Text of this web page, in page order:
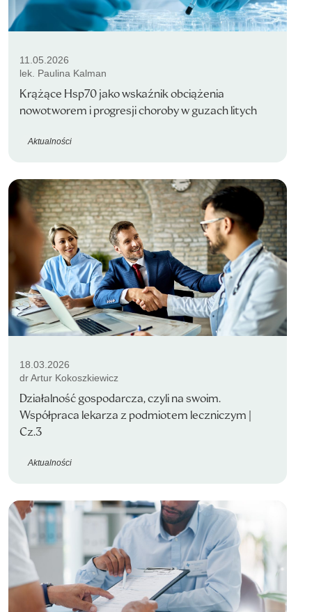
11.05.2026
lek. Paulina Kalman
Krążące Hsp70 jako wskaźnik obciążenia
nowotworem i progresji choroby w guzach litych
Aktualności
18.03.2026
dr Artur Kokoszkiewicz
Działalność gospodarcza, czyli na swoim.
Współpraca lekarza z podmiotem leczniczym |
Cz.3
Aktualności